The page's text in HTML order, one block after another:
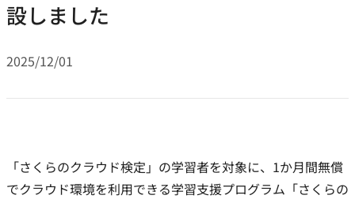
設しました
2025/12/01
「さくらのクラウド検定」の学習者を対象に、1か月間無償
でクラウド環境を利用できる学習支援プログラム「さくらの